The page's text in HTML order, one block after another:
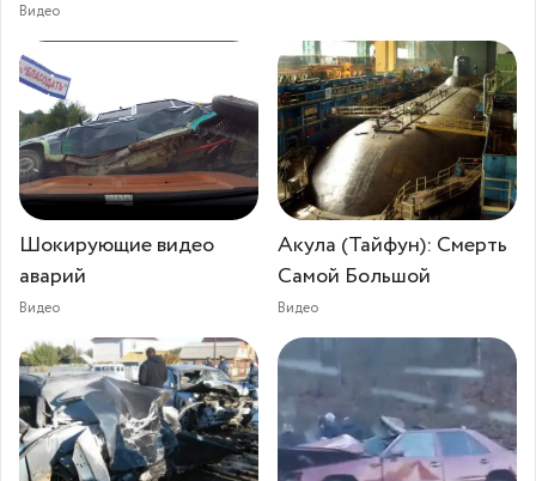
Видео
Шокирующие видео
аварий
Видео
Акула (Тайфун): Смерть
Самой Большой
Видео